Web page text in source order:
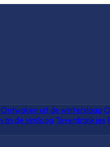
Ontwaken uit de winterslaap
de viroloog Toverdrankjes